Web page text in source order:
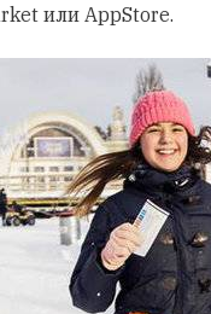
или AppStore.